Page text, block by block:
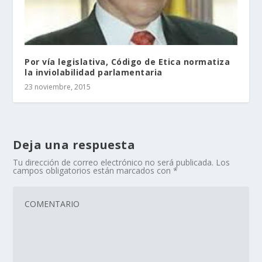
Por vía legislativa, Código de Etica normatiza
la inviolabilidad parlamentaria
23 noviembre, 2015
Deja una respuesta
Tu dirección de correo electrónico no será publicada. Los
campos obligatorios están marcados con*